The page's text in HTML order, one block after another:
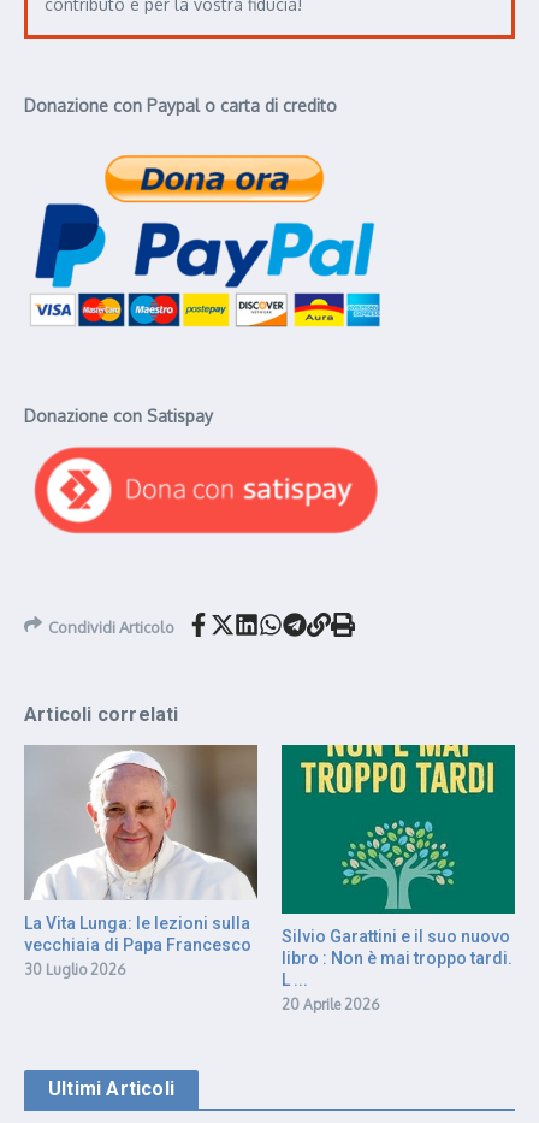
Donazione con Paypal o carta di credito
Donazione con Satispay
Condividi Articolo
Articoli correlati
La Vita Lunga: le lezioni sulla
vecchiaia di Papa Francesco
30 Luglio 2026
Silvio Garattini e il suo nuovo
libro : Non è mai troppo tardi.
L ...
20 Aprile 2026
Ultimi Articoli